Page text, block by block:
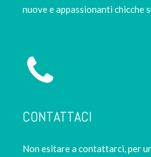
nuove e appassionanti chicche
CONTATTACI
Non esitare a contattarci, per